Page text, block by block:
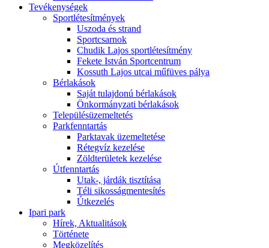
Tevékenységek
Sportlétesítmények
Uszoda és strand
Sportcsarnok
Chudik Lajos sportlétesítmény
Fekete István Sportcentrum
Kossuth Lajos utcai műfüves pálya
Bérlakások
Saját tulajdonú bérlakások
Önkormányzati bérlakások
Településüzemeltetés
Parkfenntartás
Parktavak üzemeltetése
Rétegvíz kezelése
Zöldterületek kezelése
Útfenntartás
Utak-, járdák tisztítása
Téli sikosságmentesítés
Útkezelés
Ipari park
Hírek, Aktualitások
Története
Megközelítés